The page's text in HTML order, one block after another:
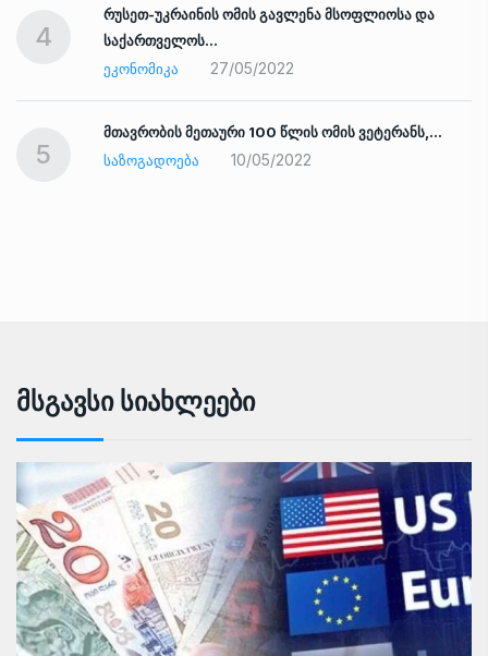
4
რუსეთ-უკრაინის ომის გავლენა მსოფლიოსა და
საქართველოს…
ᲔᲙᲝᲜᲝᲛᲘᲙᲐ
27/05/2022
5
მთავრობის მეთაური 100 წლის ომის ვეტერანს,…
ᲡᲐᲖᲝᲒᲐᲓᲝᲔᲑᲐ
10/05/2022
Მსგავსი Სიახლეები